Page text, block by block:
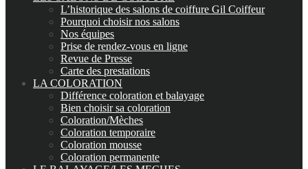
L’historique des salons de coiffure Gil Coiffeur
Pourquoi choisir nos salons
Nos équipes
Prise de rendez-vous en ligne
Revue de Presse
Carte des prestations
LA COLORATION
Différence coloration et balayage
Bien choisir sa coloration
Coloration/Mèches
Coloration temporaire
Coloration mousse
Coloration permanente